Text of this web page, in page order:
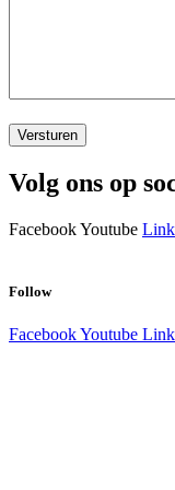
Volg ons op
FacebookYoutube
Follow
FacebookYoutube